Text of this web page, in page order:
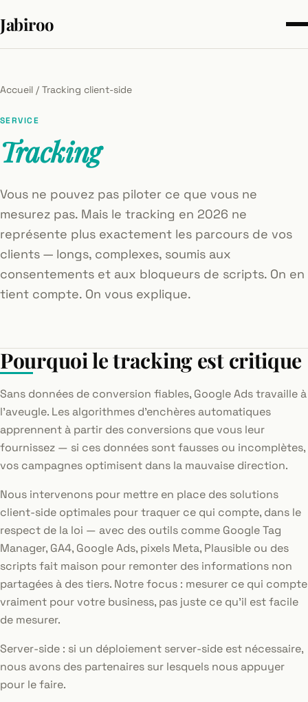
Jabiroo
Accueil / Tracking client-side
SERVICE
Tracking
Vous ne pouvez pas piloter ce que vous ne
mesurez pas. Mais le tracking en 2026 ne
représente plus exactement les parcours de vos
clients — longs, complexes, soumis aux
consentements et aux bloqueurs de scripts. On en
tient compte. On vous explique.
Pourquoi le tracking est critique
Sans données de conversion fiables, Google Ads travaille à
l'aveugle. Les algorithmes d'enchères automatiques
apprennent à partir des conversions que vous leur
fournissez — si ces données sont fausses ou incomplètes,
vos campagnes optimisent dans la mauvaise direction.
Nous intervenons pour mettre en place des solutions
client-side optimales pour traquer ce qui compte, dans le
respect de la loi — avec des outils comme Google Tag
Manager, GA4, Google Ads, pixels Meta, Plausible ou des
scripts fait maison pour remonter des informations non
partagées à des tiers. Notre focus : mesurer ce qui compte
vraiment pour votre business, pas juste ce qu'il est facile
de mesurer.
Server-side : si un déploiement server-side est nécessaire,
nous avons des partenaires sur lesquels nous appuyer
pour le faire.